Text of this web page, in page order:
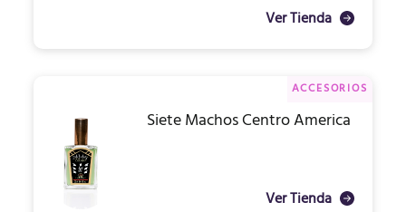
Ver Tienda
ACCESORIOS
Siete Machos Centro America
Ver Tienda